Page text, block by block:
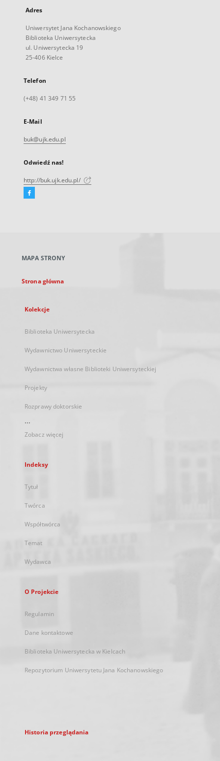
Adres
Uniwersytet Jana Kochanowskiego
Biblioteka Uniwersytecka
ul. Uniwersytecka 19
25-406 Kielce
Telefon
(+48) 41 349 71 55
E-Mail
buk@ujk.edu.pl
Odwiedź nas!
http://buk.ujk.edu.pl/
Facebook
karcie
MAPA STRONY
Strona główna
Kolekcje
Biblioteka Uniwersytecka
Wydawnictwo Uniwersyteckie
Wydawnictwa własne Biblioteki Uniwersyteckiej
Projekty
Rozprawy doktorskie
...
Zobacz więcej
Indeksy
Tytuł
Twórca
Współtwórca
Temat
Wydawca
O Projekcie
Regulamin
Dane kontaktowe
Biblioteka Uniwersytecka w Kielcach
Repozytorium Uniwersytetu Jana Kochanowskiego
Historia przeglądania